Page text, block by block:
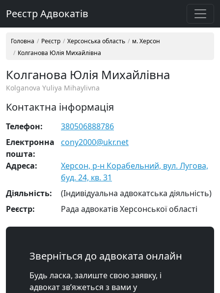
Реєстр Адвокатів
Головна Реєстр Херсонська область
м. Херсон
Колганова Юлія Михайлівна
Колганова Юлія Михайлівна
Kolganova Yuliya Mihaylivna
Контактна інформація
Телефон:
380506888786
Електронна
пошта:
cony2000@ukr.net
Адреса:
Херсон, р-н Корабельний, вул. Лугова,
буд. 24, кв. 31
Діяльність:
(Індивідуальна адвокатська діяльність)
Реєстр:
Рада адвокатів Херсонської області
Зверніться до адвоката онлайн
Будь ласка, залиште свою заявку, і
адвокат зв’яжеться з вами у